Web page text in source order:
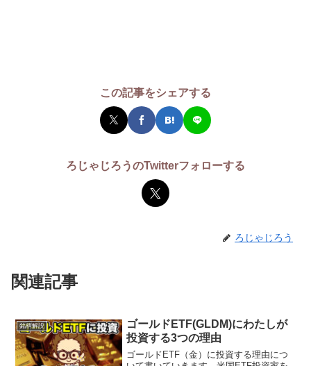
この記事をシェアする
ろじゃじろうのTwitterフォローする
ろじゃじろう
関連記事
銘柄解説
ゴールドETF(GLDM)にわたしが
投資する3つの理由
ゴールドETF（金）に投資する理由につ